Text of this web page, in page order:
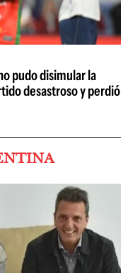
pudo disimular la
desastroso y perdió